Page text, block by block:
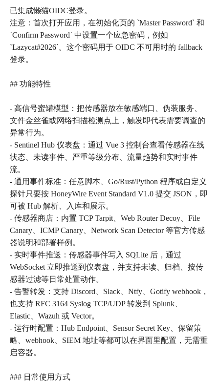
已集成懒猫OIDC登录。
注意：首次打开应用，在初始化页的 `Master Password` 和
`Confirm Password` 中设置一个应急密码，例如
`Lazycat#2026`。这个密码用于 OIDC 不可用时的 fallback
登录。
## 功能特性
- 高信号蜜罐模型：把传感器放在敏感端口、伪装服务、
文件金丝雀或网络扫描检测点上，触发即代表需要调查的
异常行为。
- Sentinel Hub 仪表盘：通过 Vue 3 控制台查看传感器在线
状态、未读事件、严重等级分布、流量趋势和实时事件
流。
- 通用事件标准：任意脚本、Go/Rust/Python 程序或自定义
探针只要按 HoneyWire Event Standard V1.0 提交 JSON，即
可被 Hub 解析、入库和展示。
- 传感器商店：内置 TCP Tarpit、Web Router Decoy、File
Canary、ICMP Canary、Network Scan Detector 等官方传感
器说明和部署样例。
- 实时事件推送：传感器事件写入 SQLite 后，通过
WebSocket 立即推送到仪表盘，并支持未读、归档、按传
感器过滤等日常处置动作。
- 告警转发：支持 Discord、Slack、Ntfy、Gotify webhook，
也支持 RFC 3164 Syslog TCP/UDP 转发到 Splunk、
Elastic、Wazuh 或 Vector。
- 运行时配置：Hub Endpoint、Sensor Secret Key、保留策
略、webhook、SIEM 地址等都可以在界面里配置，无需重
启容器。
### 日常使用方式